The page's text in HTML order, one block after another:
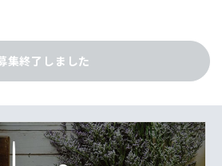
集終了しました